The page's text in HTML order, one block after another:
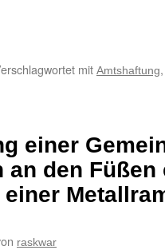
mit Amtshaftung
einer
an den
raskwar